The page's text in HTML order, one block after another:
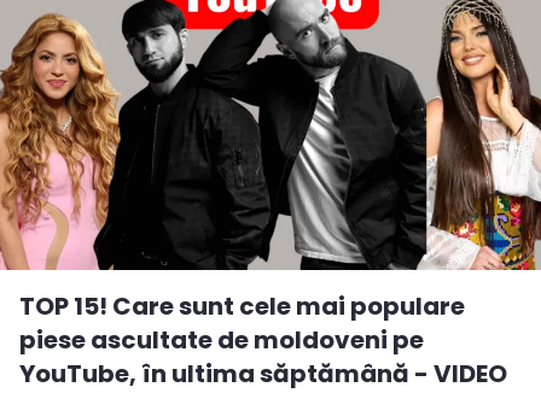
TOP 15! Care sunt cele mai populare
piese ascultate de moldoveni pe
YouTube, în ultima săptămână - VIDEO